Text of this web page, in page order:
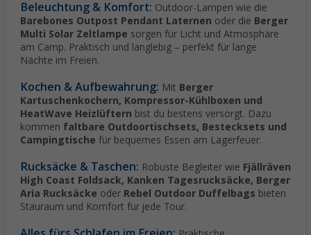
Beleuchtung & Komfort: Outdoor-Lampen wie die
Barebones Outpost Pendant Laternen oder die Berger
Multi Solar Zeltlampe sorgen für Licht und Atmosphäre
am Camp. Praktisch und langlebig – perfekt für lange
Nächte im Freien.
Kochen & Aufbewahrung: Mit Berger
Kartuschenkochern, Kompressor-Kühlboxen und
HeatWave Heizlüftern bist du bestens versorgt. Dazu
kommen faltbare Outdoortischsets, Bestecksets und
Campingtische für bequemes Essen am Lagerfeuer.
Rucksäcke & Taschen: Robuste Begleiter wie Fjällräven
High Coast Foldsack, Kanken Tagesrucksäcke, Berger
Aria Rucksäcke oder Rebel Outdoor Duffelbags bieten
Stauraum und Komfort für jede Tour.